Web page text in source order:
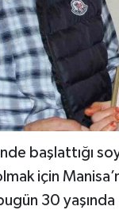
başlattığı
için
30